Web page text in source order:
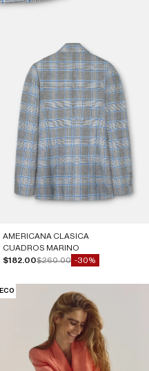
AMERICANA CLASICA
CUADROS MARINO
Precio de oferta
$182.00Precio normal
$260.00 -30%
ECO